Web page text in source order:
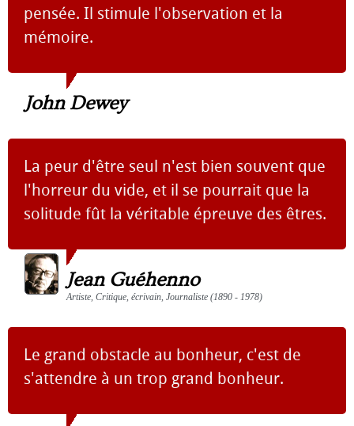
pensée. Il stimule l'observation et la
mémoire.
John Dewey
La peur d'être seul n'est bien souvent que
l'horreur du vide, et il se pourrait que la
solitude fût la véritable épreuve des êtres.
Jean Guéhenno
Artiste, Critique, écrivain, Journaliste (1890 - 1978)
Le grand obstacle au bonheur, c'est de
s'attendre à un trop grand bonheur.